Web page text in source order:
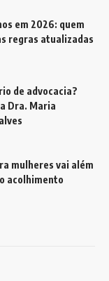
em 2026: quem
regras atualizadas
de advocacia?
Dra. Maria
mulheres vai além
acolhimento